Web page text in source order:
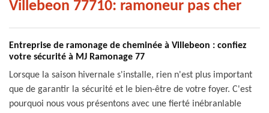
Villebeon 77710: ramoneur pas cher
Entreprise de ramonage de cheminée à Villebeon : confiez
votre sécurité à MJ Ramonage 77
Lorsque la saison hivernale s'installe, rien n'est plus important
que de garantir la sécurité et le bien-être de votre foyer. C'est
pourquoi nous vous présentons avec une fierté inébranlable